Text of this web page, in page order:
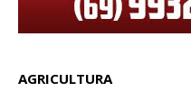
AGRICULTURA